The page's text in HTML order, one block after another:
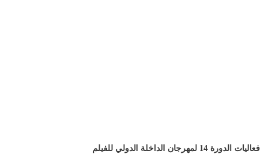
فعاليات الدورة 14 لمهرجان الداخلة الدولي للفيلم